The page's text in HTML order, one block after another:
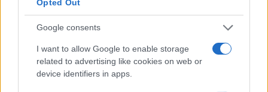
Opted Out
Google consents
I want to allow Google to enable storage
related to advertising like cookies on web or
device identifiers in apps.
$4,187.30
Kinza Babylon Staked
BTC